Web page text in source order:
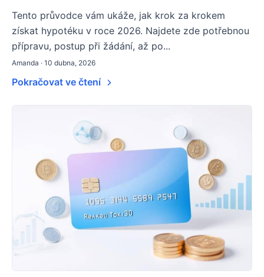
Tento průvodce vám ukáže, jak krok za krokem
získat hypotéku v roce 2026. Najdete zde potřebnou
přípravu, postup při žádání, až po...
Amanda · 10 dubna, 2026
Pokračovat ve čtení